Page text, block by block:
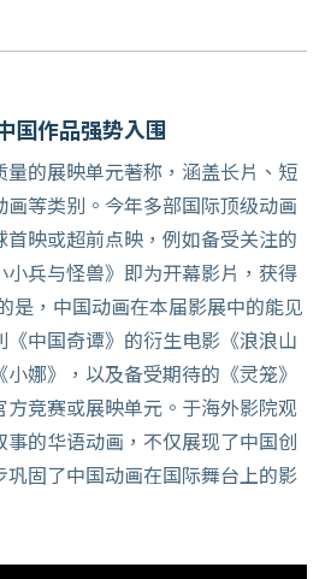
国作品强势入围
量的展映单元著称，涵盖长片、短
画等类别。今年多部国际顶级动画
映或超前点映，例如备受关注的
小兵与怪兽》即为开幕影片，获得
是，中国动画在本届影展中的能见
《中国奇谭》的衍生电影《浪浪山
娜》，以及备受期待的《灵笼》
方竞赛或展映单元。于海外影院观
事的华语动画，不仅展现了中国创
巩固了中国动画在国际舞台上的影